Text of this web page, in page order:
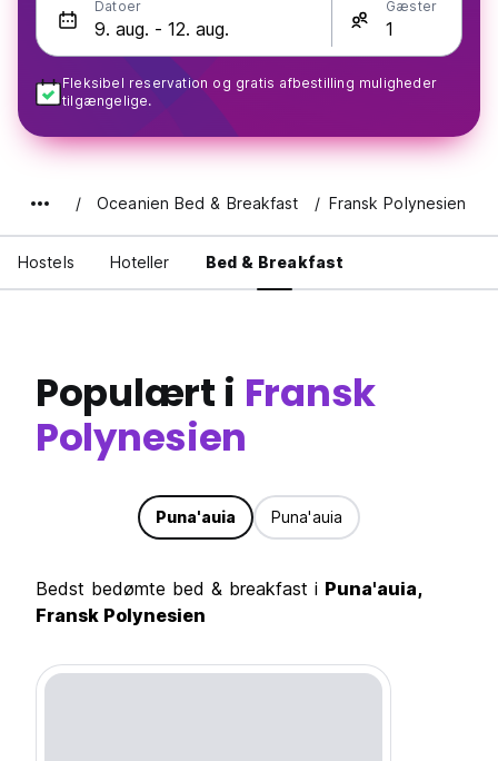
Datoer Gæster
Fleksibel reservation og gratis afbestilling muligheder
tilgængelige.
Oceanien Bed & Breakfast Fransk Polynesien
Hostels Hoteller Bed & Breakfast
Populært i Fransk
Polynesien
Puna'auia Puna'auia
Bedst bedømte bed & breakfast i Puna'auia,
Fransk Polynesien